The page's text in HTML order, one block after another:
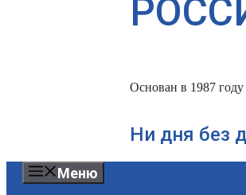
Основан в 1987 году
Ни дня без
Меню